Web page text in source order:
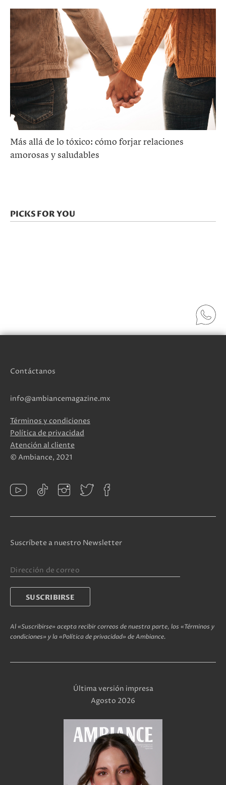
Más allá de lo tóxico: cómo forjar relaciones
amorosas y saludables
PICKS FOR YOU
Contáctanos
info@ambiancemagazine.mx
Términos y condiciones
Política de privacidad
Atención al cliente
© Ambiance, 2021
Suscríbete a nuestro Newsletter
Al «Suscribirse» acepta recibir correos de nuestra parte, los «Términos y
condiciones» y la «Política de privacidad» de Ambiance.
Última versión impresa
Agosto 2026